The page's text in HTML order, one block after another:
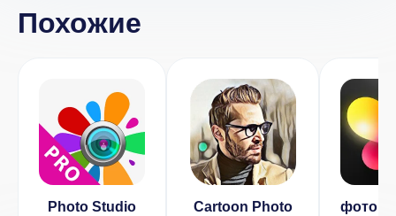
Похожие
Photo Studio
Cartoon Photo